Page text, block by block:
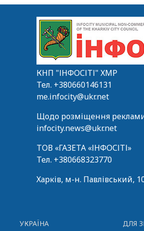
КНП "ІНФОСІТІ" ХМР
Тел. +380660146131
me.infocity@ukr.net
Щодо розміщення
infocity.news@ukr.net
ТОВ «ГАЗЕТА «ІНФОСІТІ»
Тел. +380668323770
Харків, м-н. Павлівський,
УКРАЇНА
ДЛЯ